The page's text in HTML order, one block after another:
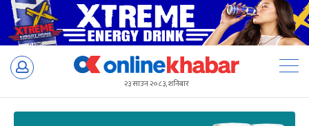
Skip
२३ साउन २०८३, शनिबार